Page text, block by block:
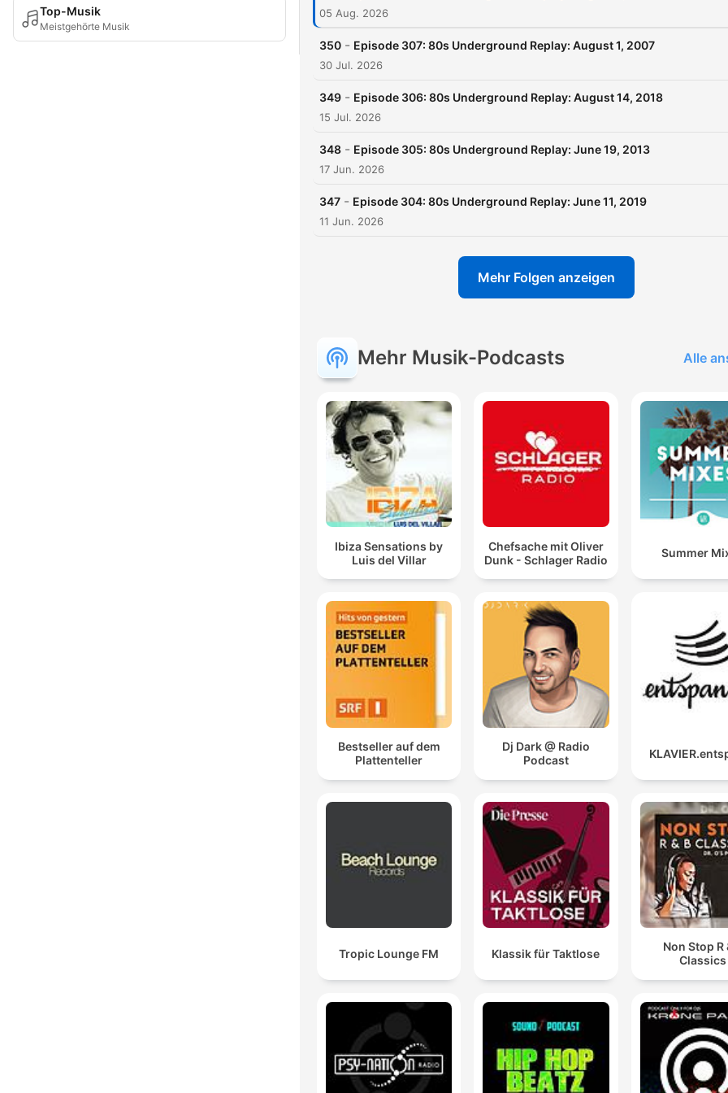
Top-Musik
Meistgehörte Musik
05 Aug. 2026
350 - Episode 307: 80s Underground Replay: August 1, 2007
30 Jul. 2026
349 - Episode 306: 80s Underground Replay: August 14, 2018
15 Jul. 2026
348 - Episode 305: 80s Underground Replay: June 19, 2013
17 Jun. 2026
347 - Episode 304: 80s Underground Replay: June 11, 2019
11 Jun. 2026
Mehr Folgen anzeigen
Mehr Musik-Podcasts Alle
Ibiza Sensations by
Luis del Villar
Chefsache mit Oliver
Dunk - Schlager Radio
Summer
Bestseller auf dem
Plattenteller
Dj Dark @ Radio
Podcast
Tropic Lounge FM Klassik für Taktlose
Non Stop R
Classics